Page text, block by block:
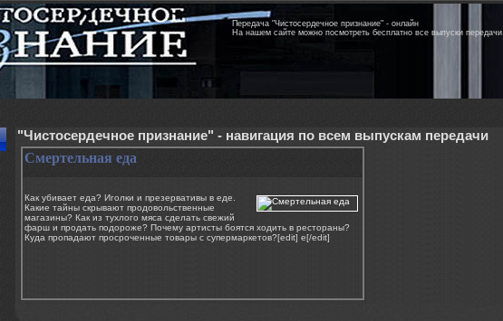
Передача "Чистосердечное признание" - онлайн
На нашем сайте можно посмотреть бесплатно все выпуски передачи
"Чистосердечное признание" - навигация по всем выпускам передачи
Смертельная еда
Как убивает еда? Иголки и презервативы в еде.
Какие тайны скрывают продовольственные
магазины? Как из тухлого мяса сделать свежий
фарш и продать подороже? Почему артисты боятся ходить в рестораны?
Куда пропадают просроченные товары с супермаркетов?[edit] e[/edit]